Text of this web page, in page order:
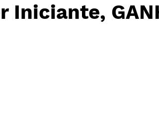
Iniciante,
5 estrelas.